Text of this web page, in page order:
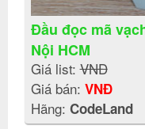
Đầu đọc mã
Nội HCM
Giá list:VNĐ
Giá bán: VNĐ
Hãng: CodeLand